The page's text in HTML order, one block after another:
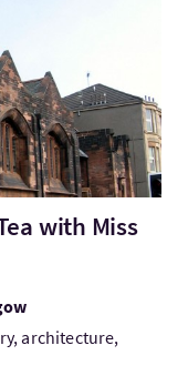
with Miss
architecture,